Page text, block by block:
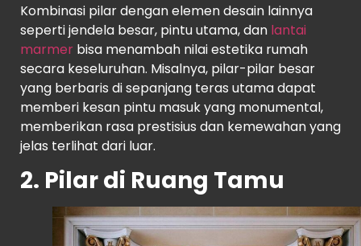
Kombinasi pilar dengan elemen desain lainnya
seperti jendela besar, pintu utama, dan lantai
marmer bisa menambah nilai estetika rumah
secara keseluruhan. Misalnya, pilar-pilar besar
yang berbaris di sepanjang teras utama dapat
memberi kesan pintu masuk yang monumental,
memberikan rasa prestisius dan kemewahan yang
jelas terlihat dari luar.
2. Pilar di Ruang Tamu